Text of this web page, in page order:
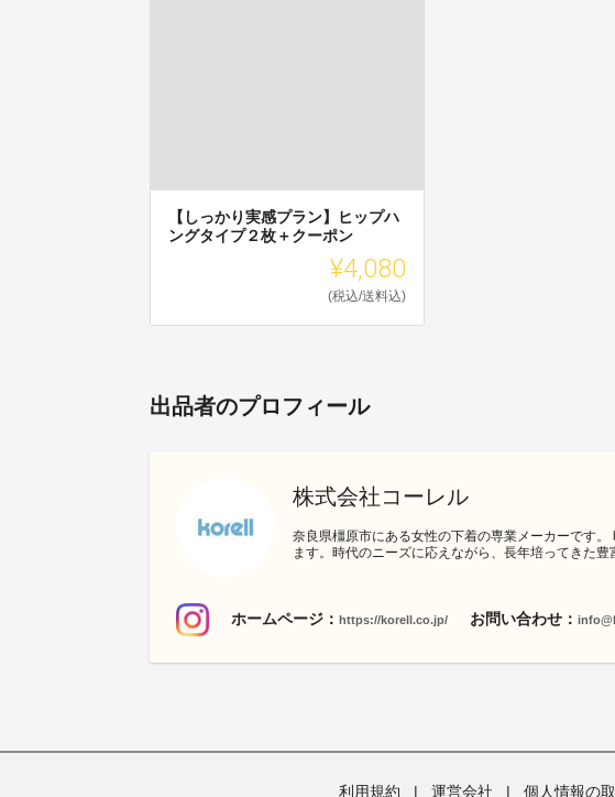
【しっかり実感プラン】ヒップハ
ングタイプ２枚＋クーポン
¥4,080
(税込/送料込)
出品者のプロフィール
株式会社コーレル
奈良県橿原市にある女性の下着の専業メーカーです
ます。時代のニーズに応えながら、長年培ってきた
ホームページ： https://korell.co.jp/ お問い合わせ：
利用規約 | 運営会社 | 個人情報の